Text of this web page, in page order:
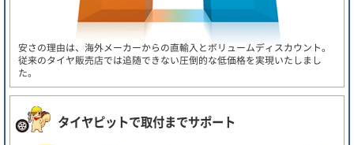
安さの理由は、海外メーカーからの直輸入とボリュームディスカウント。
従来のタイヤ販売店では追随できない圧倒的な低価格を実現いたしまし
た。
タイヤピットで取付までサポート